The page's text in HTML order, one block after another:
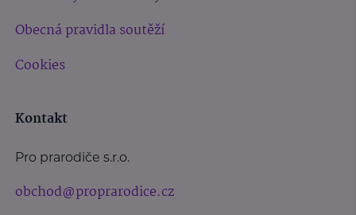
Obecná pravidla soutěží
Cookies
Kontakt
Pro prarodiče s.r.o.
obchod@proprarodice.cz